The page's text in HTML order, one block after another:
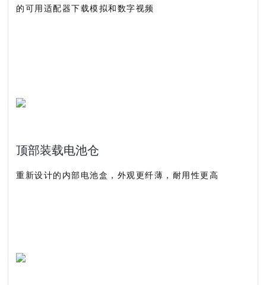
的可用适配器下载模拟和数字视频
顶部装载电池仓
重新设计的内部电池盒，外观更纤薄，耐用性更高